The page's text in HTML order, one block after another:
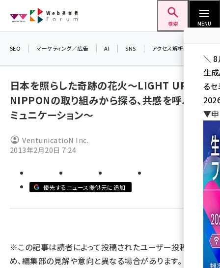
ン
検索 MENU
seo (3528)
youtube (2439)
セミナー (2308)
SEO マーケティング／広告 AI SNS アクセス解析／データ分析
日本を照らした奇跡の花火～LIGHT UP
NIPPONの取り組みから探る、共感を呼ぶコ
ミュニケーション～
VentunicatioN Inc.
2013年2月20日 7:24
優先するニュース提供元に追加
※この記事は読者によって投稿されたユーザー投稿のた
め、編集部の見解や意向と異なる場合があります。 また、
＼ 8
生
る
▼申